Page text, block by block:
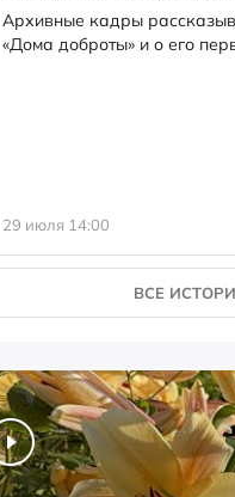
Архивные кадры
«Дома доброты» и о его
29 июля 14:00
ВСЕ